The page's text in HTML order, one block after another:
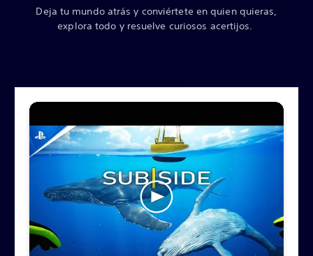
Deja tu mundo atrás y conviértete en quien quieras,
explora todo y resuelve curiosos acertijos.